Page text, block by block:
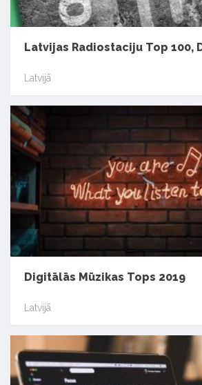
Latvijas Radiostaciju Top 100,
Latvijā
Digitālās Mūzikas Tops 2019
Latvijā